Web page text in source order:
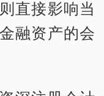
直接影响当
融资产的会